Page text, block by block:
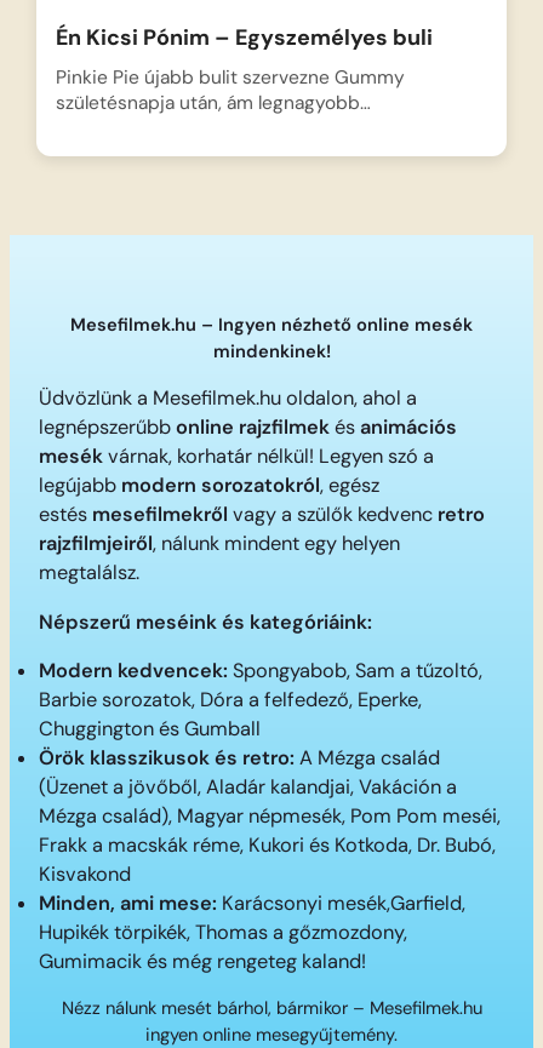
Én Kicsi Pónim – Egyszemélyes buli
Pinkie Pie újabb bulit szervezne Gummy
születésnapja után, ám legnagyobb…
Mesefilmek.hu – Ingyen nézhető online mesék
mindenkinek!
Üdvözlünk a Mesefilmek.hu oldalon, ahol a
legnépszerűbbonline rajzfilmekésanimációs
mesékvárnak, korhatár nélkül! Legyen szó a
legújabb modern sorozatokról, egész
estés mesefilmekről vagy a szülők kedvenc retro
rajzfilmjeiről, nálunk mindent egy helyen
megtalálsz.
Népszerű meséink és kategóriáink:
Modern kedvencek: Spongyabob, Sam a tűzoltó,
Barbie sorozatok, Dóra a felfedező, Eperke,
Chuggington és Gumball
Örök klasszikusok és retro: A Mézga család
(Üzenet a jövőből, Aladár kalandjai, Vakáción a
Mézga család), Magyar népmesék, Pom Pom meséi,
Frakk a macskák réme, Kukori és Kotkoda, Dr. Bubó,
Kisvakond
Minden, ami mese: Karácsonyi mesék,Garfield,
Hupikék törpikék, Thomas a gőzmozdony,
Gumimacik és még rengeteg kaland!
Nézz nálunk mesét bárhol, bármikor – Mesefilmek.hu
ingyen online mesegyűjtemény.